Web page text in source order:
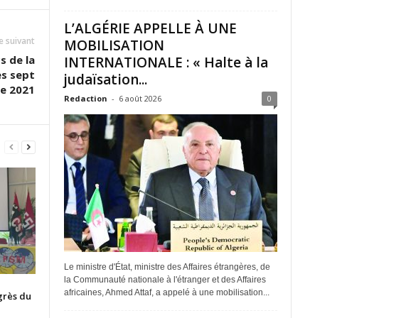
suivant
de la
sept
2021
du
L’ALGÉRIE APPELLE À UNE
MOBILISATION
INTERNATIONALE : « Halte à la
judaïsation...
Redaction - 6 août 2026 0
Le ministre d'État, ministre des Affaires étrangères, de
la Communauté nationale à l'étranger et des Affaires
africaines, Ahmed Attaf, a appelé à une mobilisation...